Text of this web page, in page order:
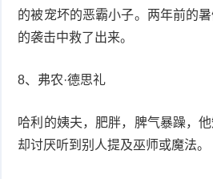
的被宠坏的恶霸小子。两年前的
的袭击中救了出来。
8、弗农·德思礼
哈利的姨夫，肥胖，脾气暴躁，他
却讨厌听到别人提及巫师或魔法。